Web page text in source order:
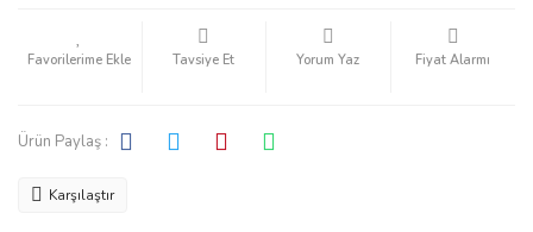
Tavsiye Et Yorum Yaz Fiyat Alarmı
Ürün Paylaş :
Karşılaştır